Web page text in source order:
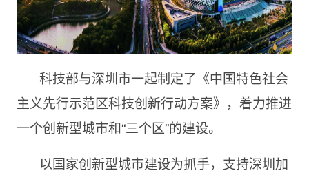
科技部与深圳市一起制定了《中国特色社会
主义先行示范区科技创新行动方案》，着力推进
一个创新型城市和“三个区”的建设。
以国家创新型城市建设为抓手，支持深圳加